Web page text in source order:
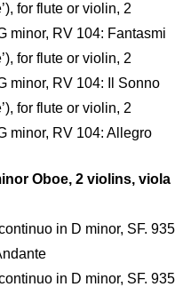
for flute or violin, 2
minor, RV 104: Fantasmi
for flute or violin, 2
minor, RV 104: Il Sonno
for flute or violin, 2
minor, RV 104: Allegro
Oboe, 2 violins, viola
in D minor, SF. 935
in D minor, SF. 935